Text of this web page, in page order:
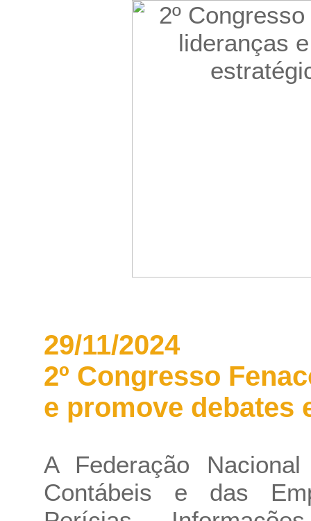
29/11/2024
2º Congresso
e promove debates
A Federação
Contábeis e das